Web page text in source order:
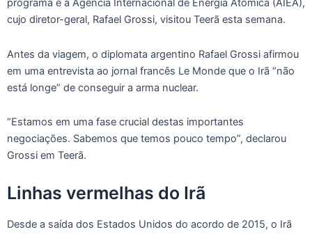
programa é a Agência Internacional de Energia Atômica (AIEA),
cujo diretor-geral, Rafael Grossi, visitou Teerã esta semana.
Antes da viagem, o diplomata argentino Rafael Grossi afirmou
em uma entrevista ao jornal francês Le Monde que o Irã “não
está longe” de conseguir a arma nuclear.
“Estamos em uma fase crucial destas importantes
negociações. Sabemos que temos pouco tempo”, declarou
Grossi em Teerã.
Linhas vermelhas do Irã
Desde a saída dos Estados Unidos do acordo de 2015, o Irã